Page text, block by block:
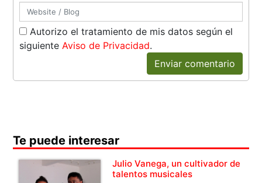
Autorizo el tratamiento de mis datos según el
siguienteAviso de Privacidad.
Enviar comentario
Te puede interesar
Julio Vanega, un cultivador de
talentos musicales